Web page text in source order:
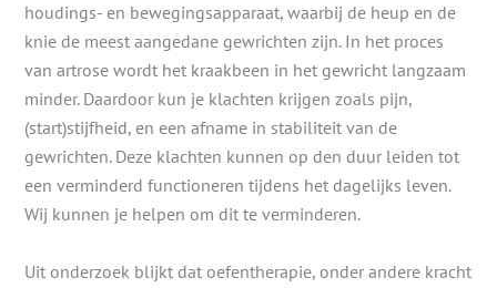
houdings- en bewegingsapparaat, waarbij de heup en de
knie de meest aangedane gewrichten zijn. In het proces
van artrose wordt het kraakbeen in het gewricht langzaam
minder. Daardoor kun je klachten krijgen zoals pijn,
(start)stijfheid, en een afname in stabiliteit van de
gewrichten. Deze klachten kunnen op den duur leiden tot
een verminderd functioneren tijdens het dagelijks leven.
Wij kunnen je helpen om dit te verminderen.
Uit onderzoek blijkt dat oefentherapie, onder andere kracht